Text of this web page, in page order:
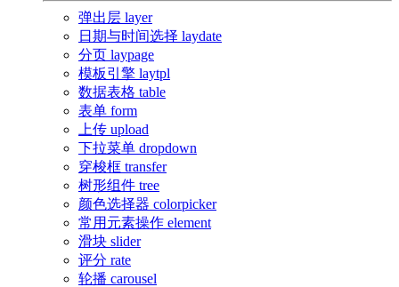
弹出层 layer
日期与时间选择 laydate
分页 laypage
模板引擎 laytpl
数据表格 table
表单 form
上传 upload
下拉菜单 dropdown
穿梭框 transfer
树形组件 tree
颜色选择器 colorpicker
常用元素操作 element
滑块 slider
评分 rate
轮播 carousel